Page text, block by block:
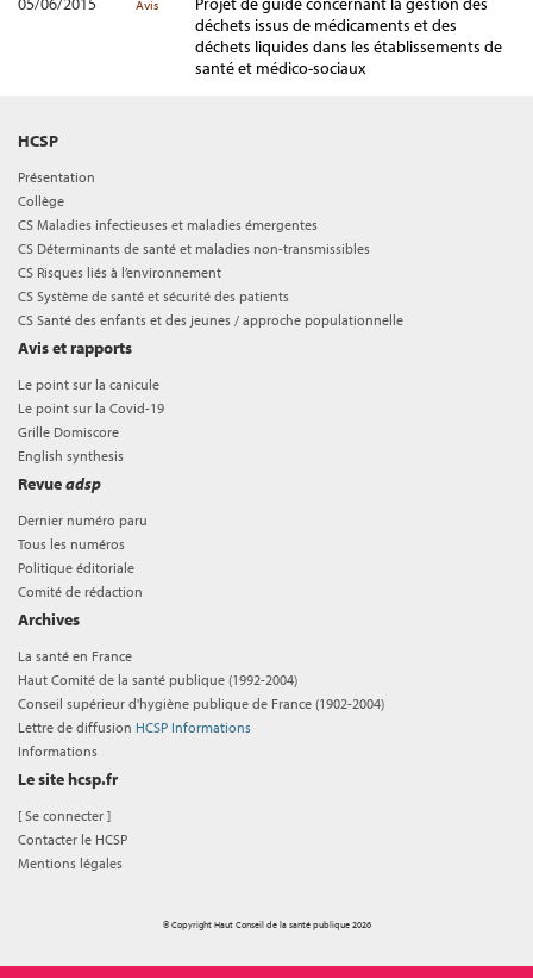
Avis
déchets issus de médicaments et des
déchets liquides dans les établissements de
santé et médico-sociaux
HCSP
Présentation
Collège
CS Maladies infectieuses et maladies émergentes
CS Déterminants de santé et maladies non-transmissibles
CS Risques liés à l’environnement
CS Système de santé et sécurité des patients
CS Santé des enfants et des jeunes / approche populationnelle
Avis et rapports
Le point sur la canicule
Le point sur la Covid-19
Grille Domiscore
English synthesis
Revueadsp
Dernier numéro paru
Tous les numéros
Politique éditoriale
Comité de rédaction
Archives
La santé en France
Haut Comité de la santé publique (1992-2004)
Conseil supérieur d'hygiène publique de France (1902-2004)
Lettre de diffusion HCSP Informations
Informations
Le site hcsp.fr
[Se connecter ]
Contacter le HCSP
Mentions légales
© Copyright Haut Conseil de la santé publique 2026